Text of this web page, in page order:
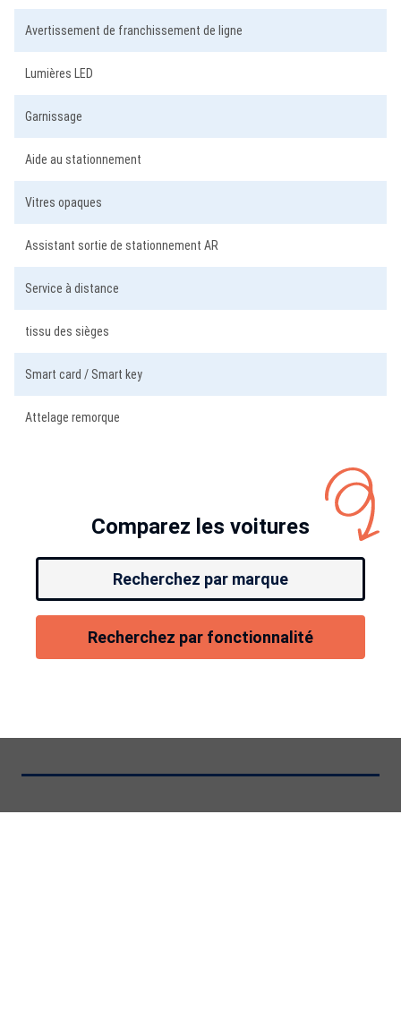
Avertissement de franchissement de ligne
Lumières LED
Garnissage
Aide au stationnement
Vitres opaques
Assistant sortie de stationnement AR
Service à distance
tissu des sièges
Smart card / Smart key
Attelage remorque
Comparez les voitures
Recherchez par marque
Recherchez par fonctionnalité